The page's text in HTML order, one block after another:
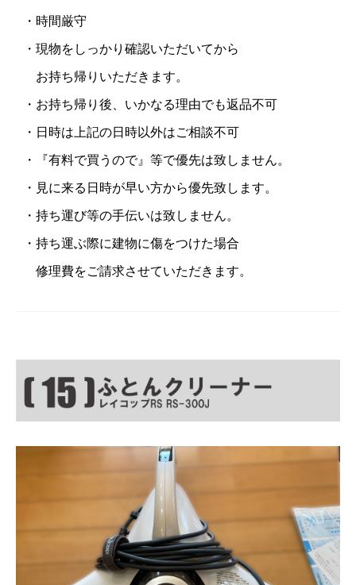
・時間厳守
・現物をしっかり確認いただいてから
お持ち帰りいただきます。
・お持ち帰り後、いかなる理由でも返品不可
・日時は上記の日時以外はご相談不可
・『有料で買うので』等で優先は致しません。
・見に来る日時が早い方から優先致します。
・持ち運び等の手伝いは致しません。
・持ち運ぶ際に建物に傷をつけた場合
修理費をご請求させていただきます。